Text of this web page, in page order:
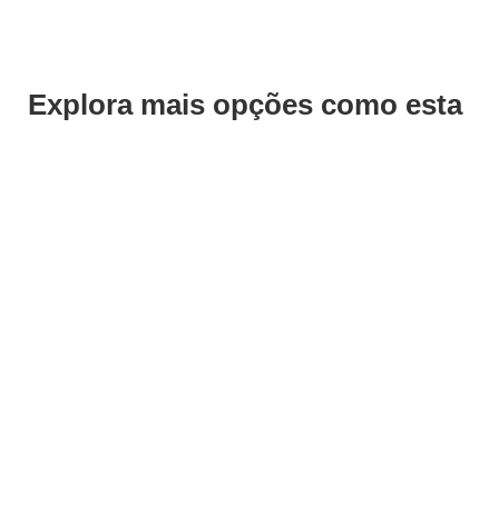
Explora mais opções como esta